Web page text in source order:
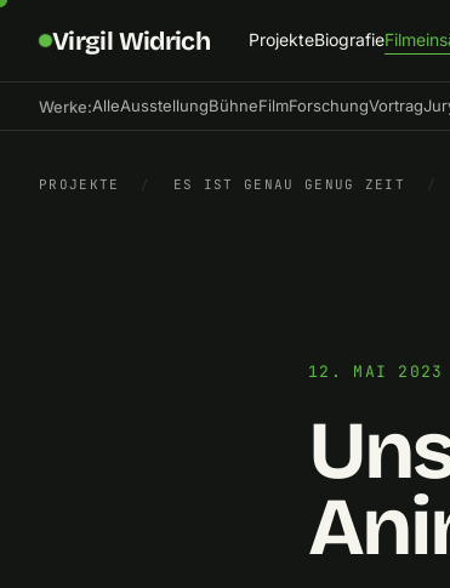
Virgil Widrich ProjekteBiografie
Werke:AlleAusstellungBühneFilmForschungVortrag
PROJEKTE / ES IST GENAU GENUG ZEIT /
12. MAI 2023